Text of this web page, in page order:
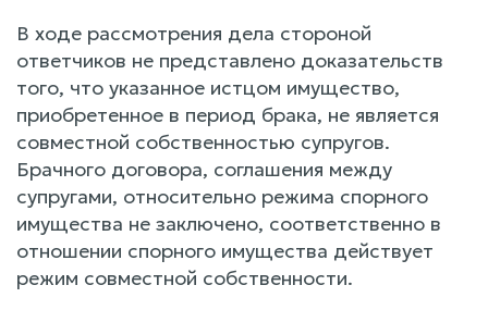
В ходе рассмотрения дела стороной
ответчиков не представлено доказательств
того, что указанное истцом имущество,
приобретенное в период брака, не является
совместной собственностью супругов.
Брачного договора, соглашения между
супругами, относительно режима спорного
имущества не заключено, соответственно в
отношении спорного имущества действует
режим совместной собственности.